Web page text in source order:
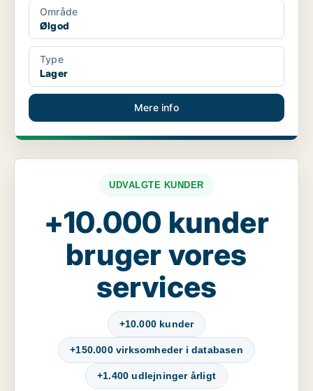
Område
Ølgod
Type
Lager
Mere info
UDVALGTE KUNDER
+10.000 kunder
bruger vores
services
+10.000 kunder
+150.000 virksomheder i databasen
+1.400 udlejninger årligt